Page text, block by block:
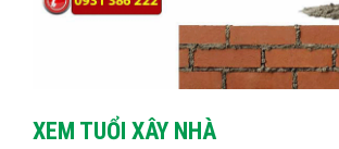
XEM TUỔI XÂY NHÀ